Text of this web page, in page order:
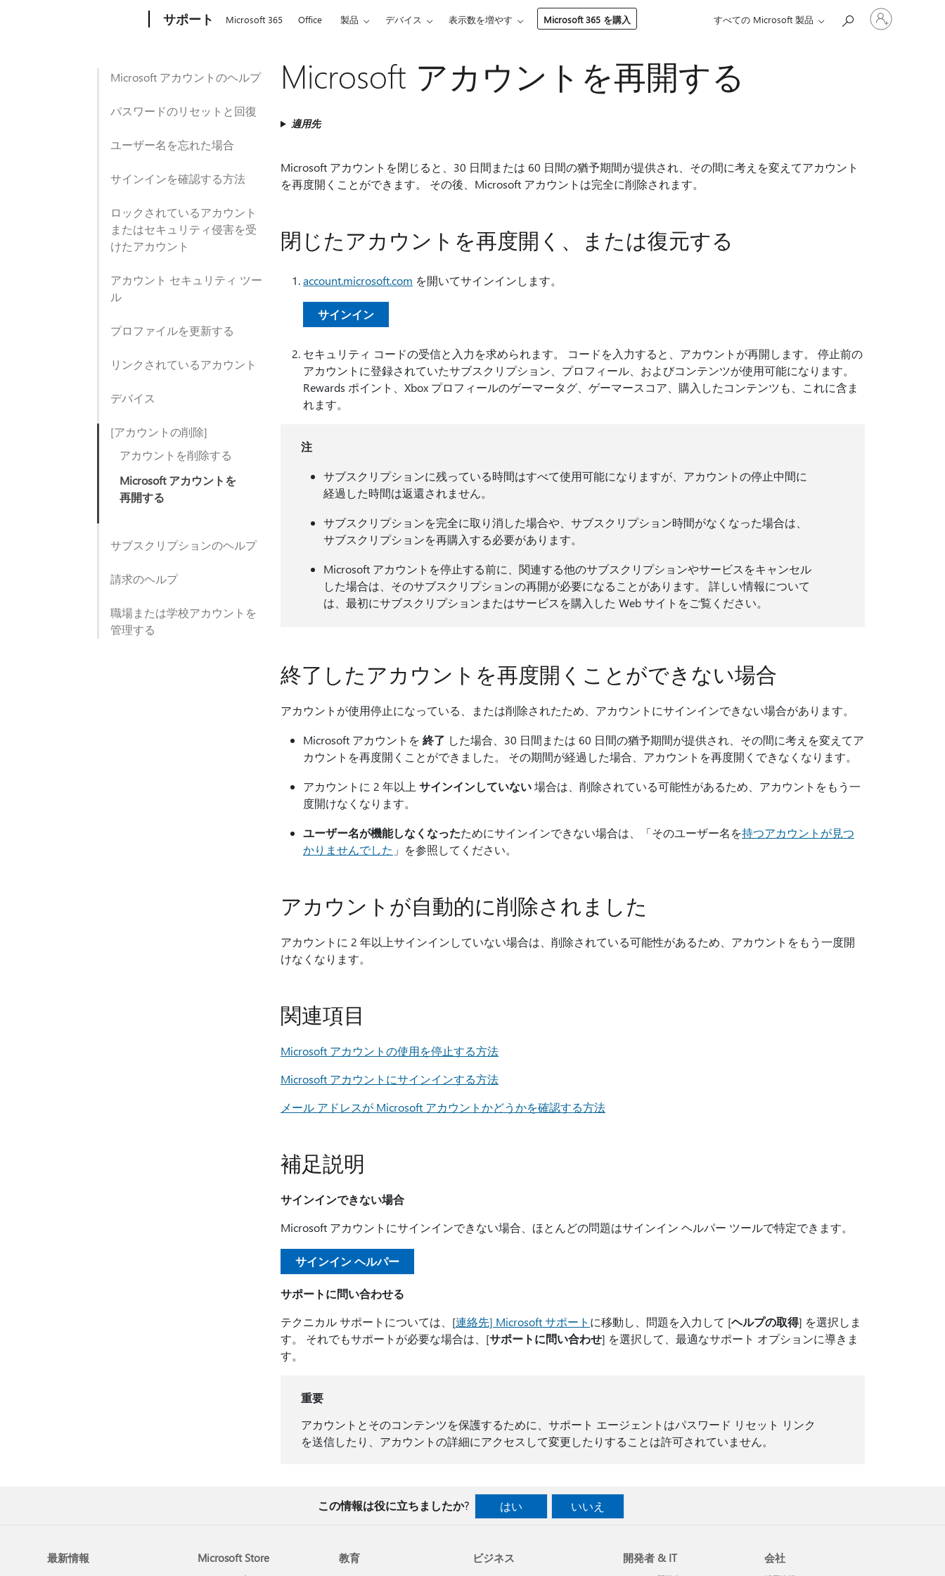
サポート Microsoft 365 Office 製品 デバイス 表示数を増やす Microsoft 365 を購入 すべての Microsoft 製品
カ
Microsoft アカウントのヘルプ
パスワードのリセットと回復
ユーザー名を忘れた場合
サインインを確認する方法
ロックされているアカウント
またはセキュリティ侵害を受
けたアカウント
アカウント セキュリティ ツー
ル
プロファイルを更新する
リンクされているアカウント
デバイス
[アカウントの削除]
アカウントを削除する
Microsoft アカウントを
再開する
サブスクリプションのヘルプ
請求のヘルプ
職場または学校アカウントを
管理する
Microsoft アカウントを再開する
適用先
Microsoft アカウントを閉じると、30 日間または 60 日間の猶予期間が提供され、その間に考えを変えてアカウント
を再度開くことができます。 その後、Microsoft アカウントは完全に削除されます。
閉じたアカウントを再度開く、または復元する
account.microsoft.com を開いてサインインします。
サインイン
セキュリティ コードの受信と入力を求められます。 コードを入力すると、アカウントが再開します。 停止前の
アカウントに登録されていたサブスクリプション、プロフィール、およびコンテンツが使用可能になります。
Rewards ポイント、Xbox プロフィールのゲーマータグ、ゲーマースコア、購入したコンテンツも、これに含ま
れます。
注
サブスクリプションに残っている時間はすべて使用可能になりますが、アカウントの停止中間に
経過した時間は返還されません。
サブスクリプションを完全に取り消した場合や、サブスクリプション時間がなくなった場合は、
サブスクリプションを再購入する必要があります。
Microsoft アカウントを停止する前に、関連する他のサブスクリプションやサービスをキャンセル
した場合は、そのサブスクリプションの再開が必要になることがあります。 詳しい情報について
は、最初にサブスクリプションまたはサービスを購入した Web サイトをご覧ください。
終了したアカウントを再度開くことができない場合
アカウントが使用停止になっている、または削除されたため、アカウントにサインインできない場合があります。
Microsoft アカウントを 終了 した場合、30 日間または 60 日間の猶予期間が提供され、その間に考えを変えてア
カウントを再度開くことができました。 その期間が経過した場合、アカウントを再度開くできなくなります。
アカウントに 2 年以上 サインインしていない場合は、削除されている可能性があるため、アカウントをもう一
度開けなくなります。
ユーザー名が機能しなくなったためにサインインできない場合は、「そのユーザー名を持つアカウントが見つ
かりませんでした 」を参照してください。
アカウントが自動的に削除されました
アカウントに 2 年以上サインインしていない場合は、削除されている可能性があるため、アカウントをもう一度開
けなくなります。
関連項目
Microsoft アカウントの使用を停止する方法
Microsoft アカウントにサインインする方法
メール アドレスが Microsoft アカウントかどうかを確認する方法
補足説明
サインインできない場合
Microsoft アカウントにサインインできない場合、ほとんどの問題はサインイン ヘルパー ツールで特定できます。
サインイン ヘルパー
サポートに問い合わせる
テクニカル サポートについては、[連絡先] Microsoft サポート に移動し、問題を入力して [ヘルプの取得] を選択しま
す。 それでもサポートが必要な場合は、[サポートに問い合わせ] を選択して、最適なサポート オプションに導きま
す。
重要
アカウントとそのコンテンツを保護するために、サポート エージェントはパスワード リセット リンク
を送信したり、アカウントの詳細にアクセスして変更したりすることは許可されていません。
この情報は役に立ちましたか? はい いいえ
最新情報 Microsoft Store 教育 ビジネス 開発者 & IT 会社